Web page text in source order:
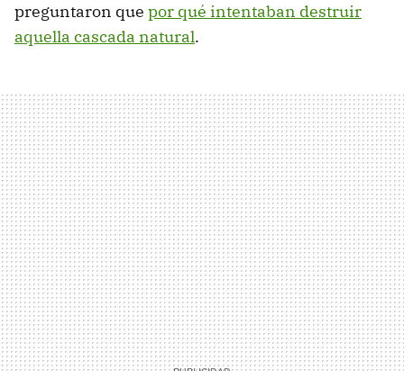
preguntaron que por qué intentaban destruir
aquella cascada natural.